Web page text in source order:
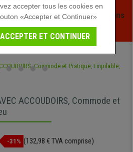
chez Chaisepro ! Des réductions
durée limitée - Voir l'offre
ACCOUDOIRS, Commode et
-31% (132,98 € TVA comprise)
accepter tous les cookies en
«Accepter et Continuer»
ACCEPTER ET CONTINUER